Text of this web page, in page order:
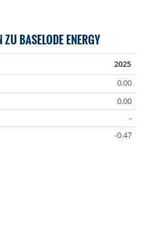
BASELODE ENERGY
2025
0.00
0.00
-
-0.47